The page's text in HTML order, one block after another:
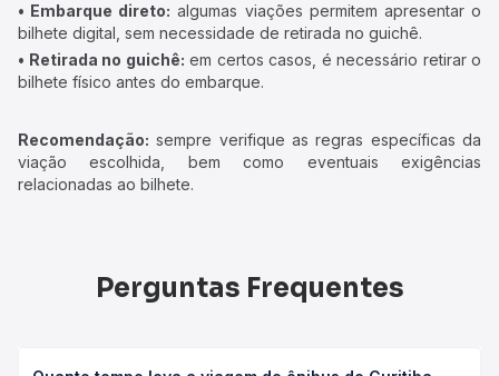
• Embarque direto: algumas viações permitem apresentar o
bilhete digital, sem necessidade de retirada no guichê.
• Retirada no guichê: em certos casos, é necessário retirar o
bilhete físico antes do embarque.
Recomendação: sempre verifique as regras específicas da
viação escolhida, bem como eventuais exigências
relacionadas ao bilhete.
Perguntas Frequentes